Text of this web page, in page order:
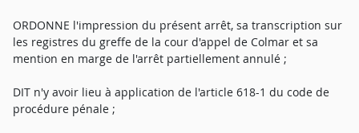
ORDONNE l'impression du présent arrêt, sa transcription sur
les registres du greffe de la cour d'appel de Colmar et sa
mention en marge de l'arrêt partiellement annulé ;
DIT n'y avoir lieu à application de l'article 618-1 du code de
procédure pénale ;